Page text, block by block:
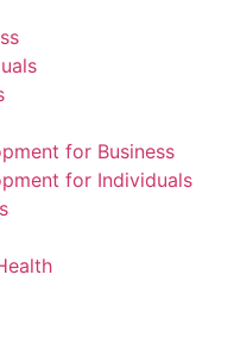
for Business
for Individuals